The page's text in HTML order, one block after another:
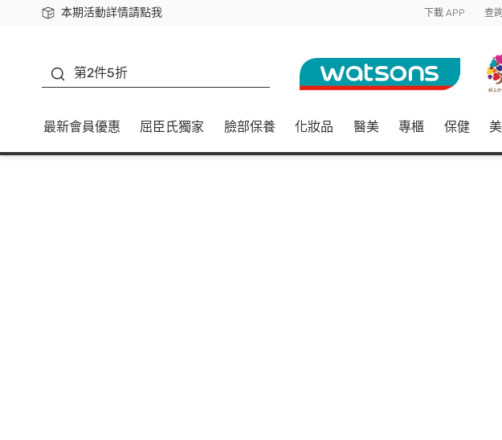
本期活動詳情請點我
下載app最高回饋$350 下載 APP 查
第2件5折
最新會員優惠 屈臣氏獨家 臉部保養 化妝品 醫美 專櫃 保健